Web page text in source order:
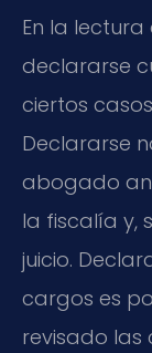
En la
declararse
ciertos
Declararse
abogado
la fiscalía y,
juicio.
cargos es
revisado las